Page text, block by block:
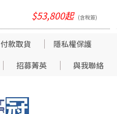
$53,800起 (含稅簽)
付款取貨
隱私權保護
招募菁英 與我聯絡